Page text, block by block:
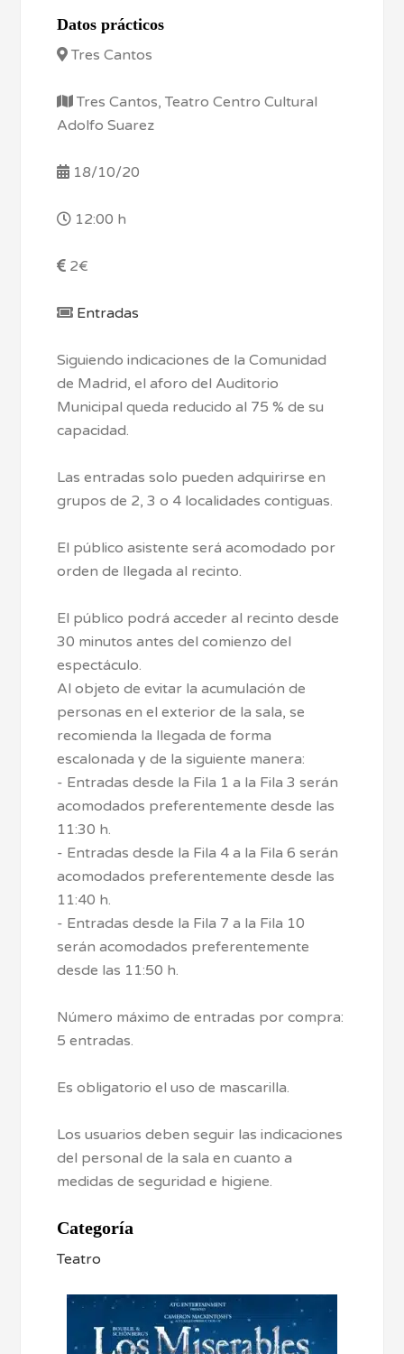
Datos prácticos
Tres Cantos
Tres Cantos, Teatro Centro Cultural
Adolfo Suarez
18/10/20
12:00 h
2€
Entradas
Siguiendo indicaciones de la Comunidad
de Madrid, el aforo del Auditorio
Municipal queda reducido al 75 % de su
capacidad.
Las entradas solo pueden adquirirse en
grupos de 2, 3 o 4 localidades contiguas.
El público asistente será acomodado por
orden de llegada al recinto.
El público podrá acceder al recinto desde
30 minutos antes del comienzo del
espectáculo.
Al objeto de evitar la acumulación de
personas en el exterior de la sala, se
recomienda la llegada de forma
escalonada y de la siguiente manera:
- Entradas desde la Fila 1 a la Fila 3 serán
acomodados preferentemente desde las
11:30 h.
- Entradas desde la Fila 4 a la Fila 6 serán
acomodados preferentemente desde las
11:40 h.
- Entradas desde la Fila 7 a la Fila 10
serán acomodados preferentemente
desde las 11:50 h.
Número máximo de entradas por compra:
5 entradas.
Es obligatorio el uso de mascarilla.
Los usuarios deben seguir las indicaciones
del personal de la sala en cuanto a
medidas de seguridad e higiene.
Categoría
Teatro